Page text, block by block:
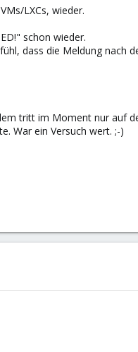
LXCs, wieder.
schon wieder.
dass die Meldung nach
tritt im Moment nur auf
War ein Versuch wert. ;-)